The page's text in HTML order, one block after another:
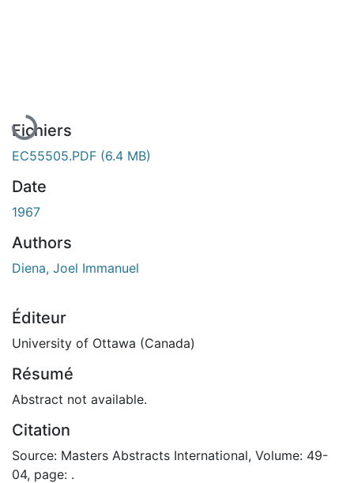
Fichiers
EC55505.PDF (6.4 MB)
Date
1967
Authors
Diena, Joel Immanuel
Éditeur
University of Ottawa (Canada)
Résumé
Abstract not available.
Citation
Source: Masters Abstracts International, Volume: 49-
04, page: .